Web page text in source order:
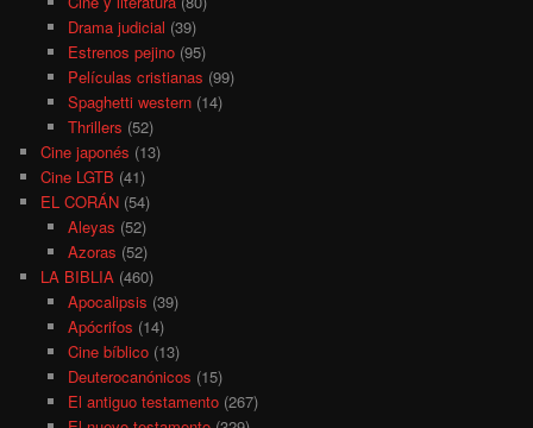
Drama judicial (39)
Estrenos pejino(95)
Películas cristianas (99)
Spaghetti western(14)
Thrillers (52)
Cine japonés (13)
Cine LGTB (41)
EL CORÁN (54)
Aleyas (52)
Azoras (52)
LA BIBLIA (460)
Apocalipsis (39)
Apócrifos (14)
Cine bíblico(13)
Deuterocanónicos (15)
El antiguo testamento(267)